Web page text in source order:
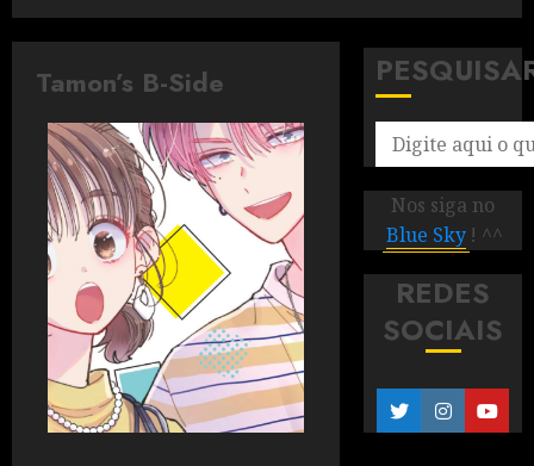
Tamon’s B-Side
Nos siga no
Blue Sky ! ^^
REDES
SOCIAIS